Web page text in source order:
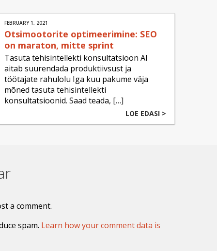
FEBRUARY 1, 2021
Otsimootorite optimeerimine: SEO
on maraton, mitte sprint
Tasuta tehisintellekti konsultatsioon AI
aitab suurendada produktiivsust ja
töötajate rahulolu Iga kuu pakume väja
mõned tasuta tehisintellekti
konsultatsioonid. Saad teada, […]
LOE EDASI >
a comment.
spam. Learn how your comment data is